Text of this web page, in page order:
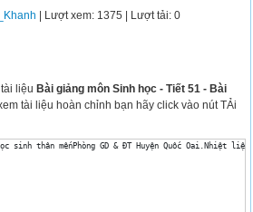
| Lượt xem: 1375 | Lượt tải: 0
tài liệuBài giảng môn Sinh học - Tiết 51 - Bài
xem tài liệu hoàn chỉnh bạn hãy click vào nút TẢi
em học sinh thân mếnPhòng GD & ĐT Huyện Quốc